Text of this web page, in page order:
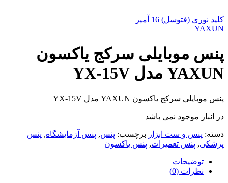
کلید نوری (فتوسل) 16 آمپر
YAXUN
پنس موبایلی سرکج یاکسون
YAXUN مدل YX-15V
پنس موبایلی سرکج یاکسون YAXUN مدل YX-15V
در انبار موجود نمی باشد
دسته: پنس و ست ابزار برچسب: پنس, پنس آزمایشگاه, پنس
پزشکی, پنس تعمیرات, پنس یاکسون
توضیحات
نظرات (0)